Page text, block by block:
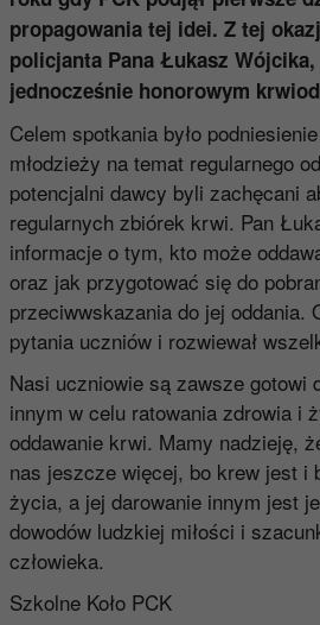
propagowania tej idei. Z tej
policjanta Pana Łukasz
jednocześnie honorowym
Celem spotkania było
młodzieży na temat regularnego
potencjalni dawcy byli zachęcani
regularnych zbiórek krwi. Pan
informacje o tym, kto może
oraz jak przygotować się do
przeciwwskazania do jej oddania.
pytania uczniów i rozwiewał
Nasi uczniowie są zawsze gotowi
innym w celu ratowania zdrowia i
oddawanie krwi. Mamy nadzieję,
nas jeszcze więcej, bo krew jest i
życia, a jej darowanie innym jest
dowodów ludzkiej miłości i
człowieka.
Szkolne Koło PCK